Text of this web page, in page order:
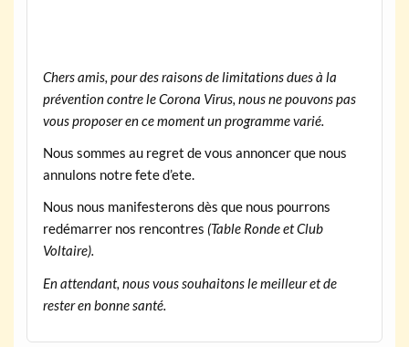
Chers amis, pour des raisons de limitations dues à la
prévention contre le Corona Virus, nous ne pouvons pas
vous proposer en ce moment un programme varié.
Nous sommes au regret de vous annoncer que nous
annulons notre fete d’ete.
Nous nous manifesterons dès que nous pourrons
redémarrer nos rencontres (Table Ronde et Club
Voltaire).
En attendant, nous vous souhaitons le meilleur et de
rester en bonne santé.